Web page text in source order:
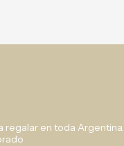
regalar en toda Argentina.